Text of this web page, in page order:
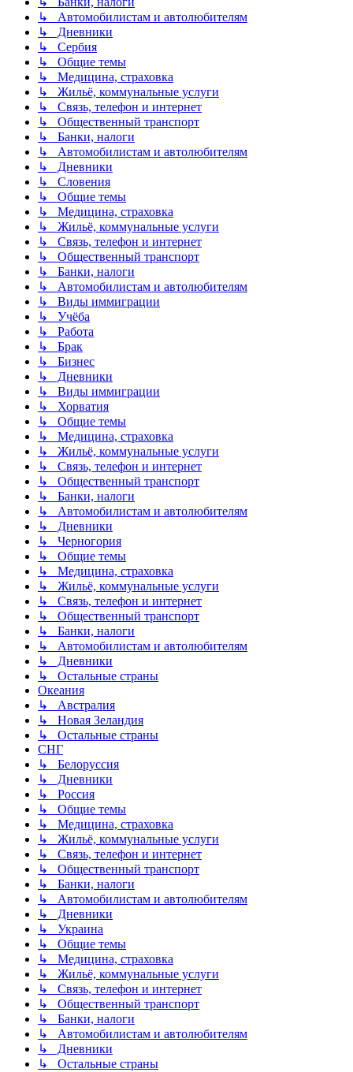
↳ Автомобилистам и автолюбителям
↳ Дневники
↳ Сербия
↳ Общие темы
↳ Медицина, страховка
↳ Жильё, коммунальные услуги
↳ Связь, телефон и интернет
↳ Общественный транспорт
↳ Банки, налоги
↳ Автомобилистам и автолюбителям
↳ Дневники
↳ Словения
↳ Общие темы
↳ Медицина, страховка
↳ Жильё, коммунальные услуги
↳ Связь, телефон и интернет
↳ Общественный транспорт
↳ Банки, налоги
↳ Автомобилистам и автолюбителям
↳ Виды иммиграции
↳ Учёба
↳ Работа
↳ Брак
↳ Бизнес
↳ Дневники
↳ Виды иммиграции
↳ Хорватия
↳ Общие темы
↳ Медицина, страховка
↳ Жильё, коммунальные услуги
↳ Связь, телефон и интернет
↳ Общественный транспорт
↳ Банки, налоги
↳ Автомобилистам и автолюбителям
↳ Дневники
↳ Черногория
↳ Общие темы
↳ Медицина, страховка
↳ Жильё, коммунальные услуги
↳ Связь, телефон и интернет
↳ Общественный транспорт
↳ Банки, налоги
↳ Автомобилистам и автолюбителям
↳ Дневники
↳ Остальные страны
Океания
↳ Австралия
↳ Новая Зеландия
↳ Остальные страны
СНГ
↳ Белоруссия
↳ Дневники
↳ Россия
↳ Общие темы
↳ Медицина, страховка
↳ Жильё, коммунальные услуги
↳ Связь, телефон и интернет
↳ Общественный транспорт
↳ Банки, налоги
↳ Автомобилистам и автолюбителям
↳ Дневники
↳ Украина
↳ Общие темы
↳ Медицина, страховка
↳ Жильё, коммунальные услуги
↳ Связь, телефон и интернет
↳ Общественный транспорт
↳ Банки, налоги
↳ Автомобилистам и автолюбителям
↳ Дневники
↳ Остальные страны